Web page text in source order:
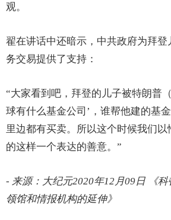
观。
翟在讲话中还暗示，中共政府为拜登
务交易提供了支持：
“大家看到吧，拜登的儿子被特朗普
球有什么基金公司’，谁帮他建的基
里边都有买卖。所以这个时候我们
的这样一个表达的善意。”
- 来源：大纪元2020年12月09日 《
领馆和情报机构的延伸》